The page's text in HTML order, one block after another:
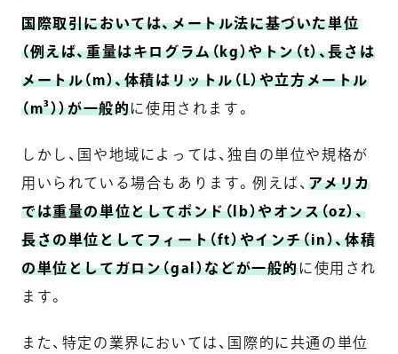
国際取引においては、メートル法に基づいた単位
（例えば、重量はキログラム（kg）やトン（t）、長さは
メートル（m）、体積はリットル（L）や立方メートル
（m³））が一般的に使用されます。
しかし、国や地域によっては、独自の単位や規格が
用いられている場合もあります。例えば、アメリカ
では重量の単位としてポンド（lb）やオンス（oz）、
長さの単位としてフィート（ft）やインチ（in）、体積
の単位としてガロン（gal）などが一般的に使用され
ます。
また、特定の業界においては、国際的に共通の単位